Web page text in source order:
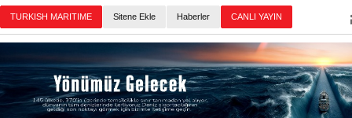
TURKISH MARITIME Sitene Ekle Haberler CANLI YAYIN